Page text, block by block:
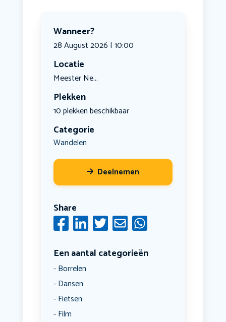
Wanneer?
28 August 2026 | 10:00
Locatie
Meester Ne...
Plekken
10 plekken beschikbaar
Categorie
Wandelen
Deelnemen
Share
Een aantal categorieën
Borrelen
Dansen
Fietsen
Film